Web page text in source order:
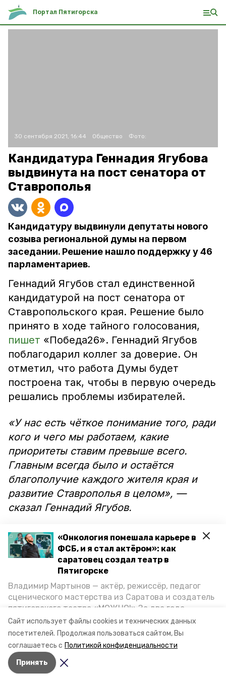
Сайт использует файлы cookies и технических данных
посетителей. Продолжая пользоваться сайтом, Вы
соглашаетесь с Политикой конфиденциальности
Принять
«Онкология помешала карьере в
ФСБ, и я стал актёром»: как
саратовец создал театр в
Пятигорске
Владимир Мартынов — актёр, режиссёр, педагог
сценического мастерства из Саратова и создатель
пятигорского театра «МОЖНО!» За два года
существования театр выпустил восемь спектаклей,
впереди — новые премьеры. О том, как стал
артистом, попал в Пятигорск и собрал труппу,
режиссёр рассказал корреспонденту «Портала
Пятигорска».
Портал Пятигорска
30 сентября 2021, 16:44 Общество Фото:
Кандидатура Геннадия Ягубова
выдвинута на пост сенатора от
Ставрополья
Кандидатуру выдвинули депутаты нового
созыва региональной думы на первом
заседании. Решение нашло поддержку у 46
парламентариев.
Геннадий Ягубов стал единственной
кандидатурой на пост сенатора от
Ставропольского края. Решение было
принято в ходе тайного голосования,
пишет «Победа26». Геннадий Ягубов
поблагодарил коллег за доверие. Он
отметил, что работа Думы будет
построена так, чтобы в первую очередь
решались проблемы избирателей.
«У нас есть чёткое понимание того, ради
кого и чего мы работаем, какие
приоритеты ставим превыше всего.
Главным всегда было и остаётся
благополучие каждого жителя края и
развитие Ставрополья в целом», —
сказал Геннадий Ягубов.
Также на первом заседании думы
седьмого созыва выбрали нового
председателя. Им стал Николай
Великдань, за кандидатуру которого
проголосовали все парламентарии
единогласно. Кроме того, в думе
теперь будет работать новый комитет,
специализирующийся на сфере туризма.
Авторы: Мила Гень